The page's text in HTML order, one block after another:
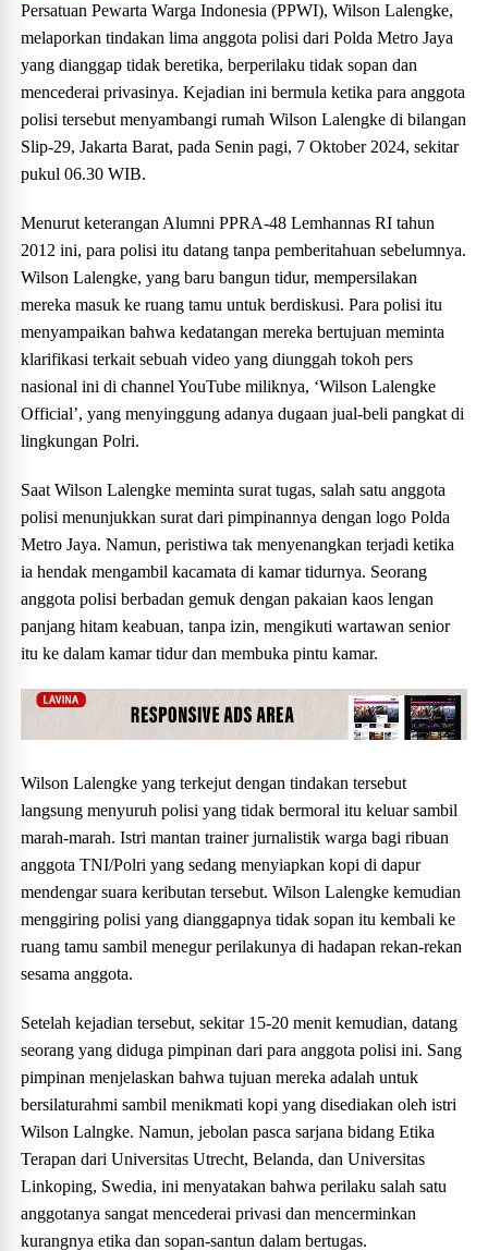
Persatuan Pewarta Warga Indonesia (PPWI), Wilson Lalengke,
melaporkan tindakan lima anggota polisi dari Polda Metro Jaya
yang dianggap tidak beretika, berperilaku tidak sopan dan
mencederai privasinya. Kejadian ini bermula ketika para anggota
polisi tersebut menyambangi rumah Wilson Lalengke di bilangan
Slip-29, Jakarta Barat, pada Senin pagi, 7 Oktober 2024, sekitar
pukul 06.30 WIB.
Menurut keterangan Alumni PPRA-48 Lemhannas RI tahun
2012 ini, para polisi itu datang tanpa pemberitahuan sebelumnya.
Wilson Lalengke, yang baru bangun tidur, mempersilakan
mereka masuk ke ruang tamu untuk berdiskusi. Para polisi itu
menyampaikan bahwa kedatangan mereka bertujuan meminta
klarifikasi terkait sebuah video yang diunggah tokoh pers
nasional ini di channel YouTube miliknya, ‘Wilson Lalengke
Official’, yang menyinggung adanya dugaan jual-beli pangkat di
lingkungan Polri.
Saat Wilson Lalengke meminta surat tugas, salah satu anggota
polisi menunjukkan surat dari pimpinannya dengan logo Polda
Metro Jaya. Namun, peristiwa tak menyenangkan terjadi ketika
ia hendak mengambil kacamata di kamar tidurnya. Seorang
anggota polisi berbadan gemuk dengan pakaian kaos lengan
panjang hitam keabuan, tanpa izin, mengikuti wartawan senior
itu ke dalam kamar tidur dan membuka pintu kamar.
Wilson Lalengke yang terkejut dengan tindakan tersebut
langsung menyuruh polisi yang tidak bermoral itu keluar sambil
marah-marah. Istri mantan trainer jurnalistik warga bagi ribuan
anggota TNI/Polri yang sedang menyiapkan kopi di dapur
mendengar suara keributan tersebut. Wilson Lalengke kemudian
menggiring polisi yang dianggapnya tidak sopan itu kembali ke
ruang tamu sambil menegur perilakunya di hadapan rekan-rekan
sesama anggota.
Setelah kejadian tersebut, sekitar 15-20 menit kemudian, datang
seorang yang diduga pimpinan dari para anggota polisi ini. Sang
pimpinan menjelaskan bahwa tujuan mereka adalah untuk
bersilaturahmi sambil menikmati kopi yang disediakan oleh istri
Wilson Lalngke. Namun, jebolan pasca sarjana bidang Etika
Terapan dari Universitas Utrecht, Belanda, dan Universitas
Linkoping, Swedia, ini menyatakan bahwa perilaku salah satu
anggotanya sangat mencederai privasi dan mencerminkan
kurangnya etika dan sopan-santun dalam bertugas.